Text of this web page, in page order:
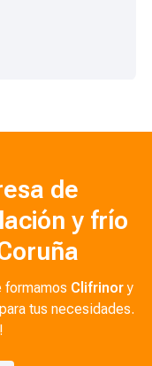
contigo y
tanto si
de
y frío
formamos Clifrinory
tus necesidades.